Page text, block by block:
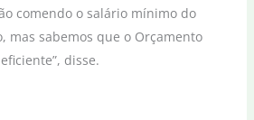
comendo o salário mínimo do
mas sabemos que o Orçamento
disse.